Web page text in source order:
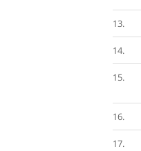
13.
14.
15.
16.
17.